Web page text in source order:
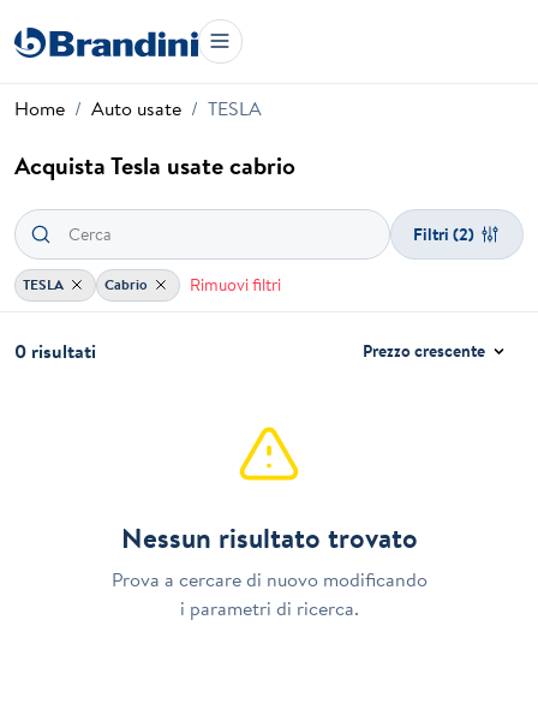
Home Auto usate TESLA
Acquista Tesla usate cabrio
Filtri (2)
TESLA Cabrio Rimuovi filtri
0 risultati Prezzo crescente
Nessun risultato trovato
Prova a cercare di nuovo modificando
i parametri di ricerca.